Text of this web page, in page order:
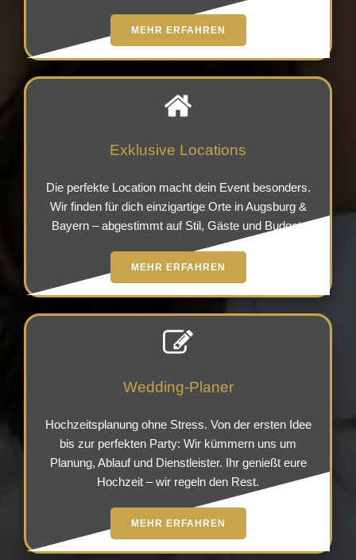
MEHR ERFAHREN
Exklusive Locations
Die perfekte Location macht dein Event besonders.
Wir finden für dich einzigartige Orte in Augsburg &
Bayern – abgestimmt auf Stil, Gäste und Budget.
MEHR ERFAHREN
Wedding-Planer
Hochzeitsplanung ohne Stress. Von der ersten Idee
bis zur perfekten Party: Wir kümmern uns um
Planung, Ablauf und Dienstleister. Ihr genießt eure
Hochzeit – wir regeln den Rest.
MEHR ERFAHREN